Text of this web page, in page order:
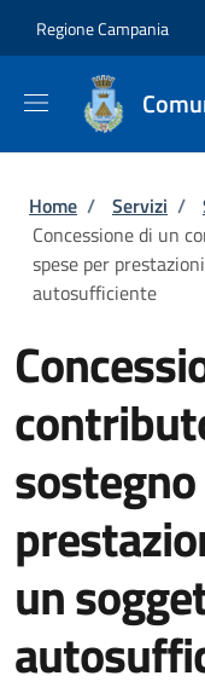
Regione Campania
Briciole di
Home / Servizi /
Concessione di un
spese per
autosufficiente
un